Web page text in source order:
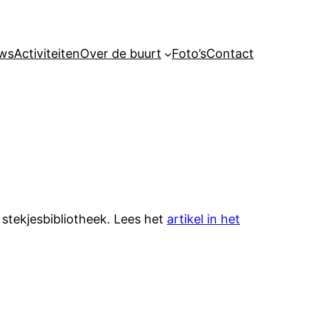
ActiviteitenOver de buurt Foto’sContact
Lees het artikel in het